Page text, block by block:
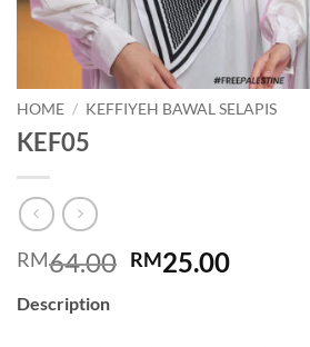
HOME / KEFFIYEH BAWAL SELAPIS
KEF05
RM64.00 Original
RM25.00Current
Description